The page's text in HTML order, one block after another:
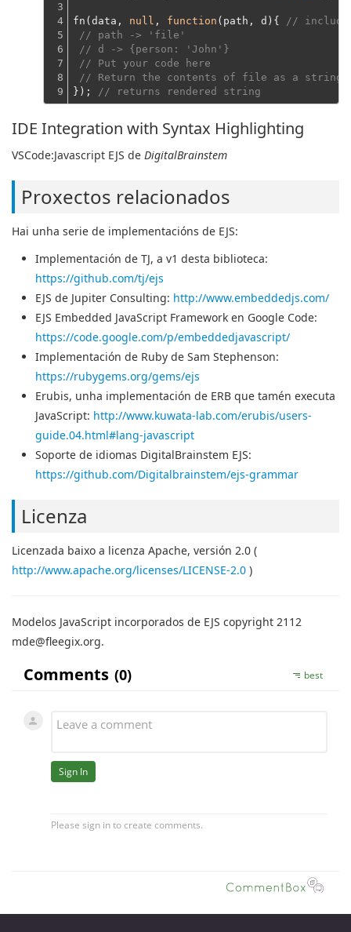
3
4
5
6
7
8
9
fn(data, null , function ( path, d ) {
// include
// path -> 'file'
// d -> {person: 'John'}
// Put your code here
// Return the contents of file as a string
});
// returns rendered string
IDE Integration with Syntax Highlighting
VSCode:Javascript EJS de DigitalBrainstem
Proxectos relacionados
Hai unha serie de implementacións de EJS:
Implementación de TJ, a v1 desta biblioteca:
https://github.com/tj/ejs
EJS de Jupiter Consulting: http://www.embeddedjs.com/
EJS Embedded JavaScript Framework en Google Code:
https://code.google.com/p/embeddedjavascript/
Implementación de Ruby de Sam Stephenson:
https://rubygems.org/gems/ejs
Erubis, unha implementación de ERB que tamén executa
JavaScript: http://www.kuwata-lab.com/erubis/users-
guide.04.html#lang-javascript
Soporte de idiomas DigitalBrainstem EJS:
https://github.com/Digitalbrainstem/ejs-grammar
Licenza
Licenzada baixo a licenza Apache, versión 2.0 (
http://www.apache.org/licenses/LICENSE-2.0 )
Modelos JavaScript incorporados de EJS copyright 2112
mde@fleegix.org.